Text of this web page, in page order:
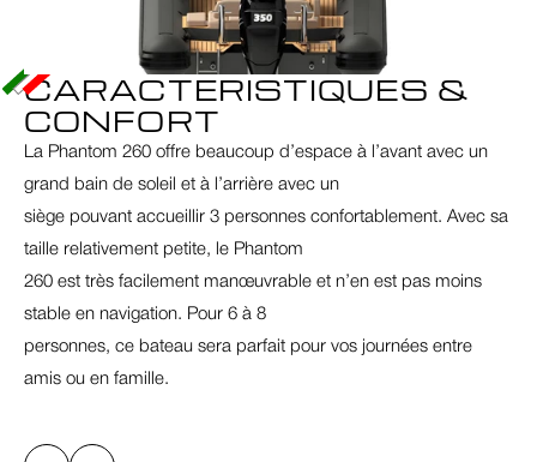
CARACTERISTIQUES &
CONFORT
La Phantom 260 offre beaucoup d’espace à l’avant avec un
grand bain de soleil et à l’arrière avec un
siège pouvant accueillir 3 personnes confortablement. Avec sa
taille relativement petite, le Phantom
260 est très facilement manœuvrable et n’en est pas moins
stable en navigation. Pour 6 à 8
personnes, ce bateau sera parfait pour vos journées entre
amis ou en famille.